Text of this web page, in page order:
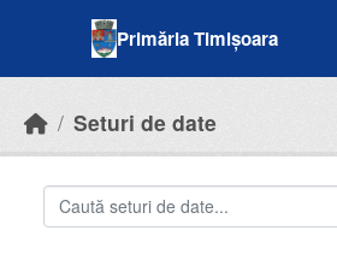
Primăria Timișoara
Seturi de date